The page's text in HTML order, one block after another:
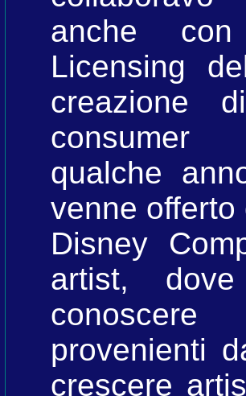
anche
Licensing
creazione
consumer
qualche
venne
Disney
artist,
conoscere
provenienti
crescere